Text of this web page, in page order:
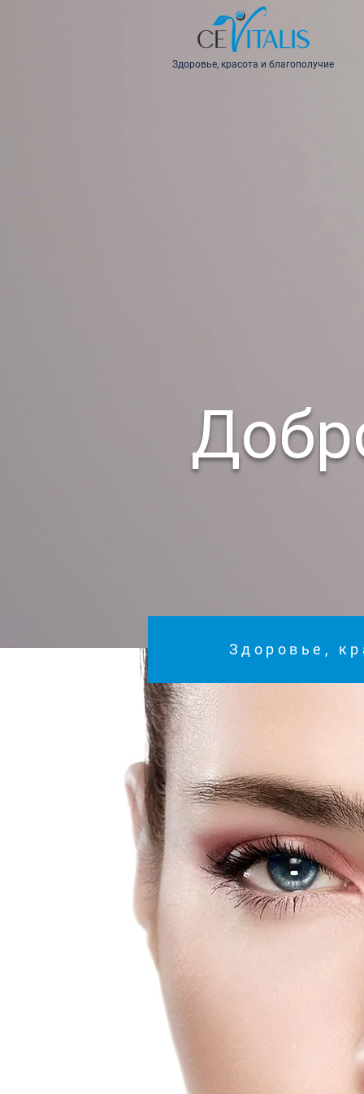
Здоровье, красота и благополучие
Здоровье,